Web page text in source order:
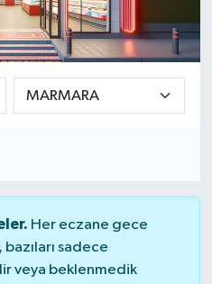
Her eczane gece
sadece
veya beklenmedik